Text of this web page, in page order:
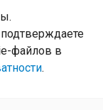
файлов в
.